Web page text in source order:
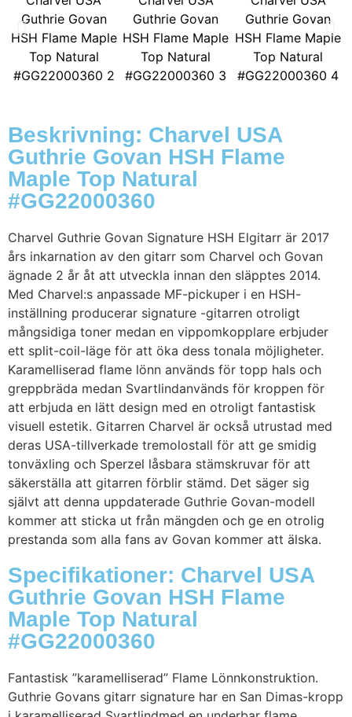
Beskrivning: Charvel USA
Guthrie Govan HSH Flame
Maple Top Natural
#GG22000360
Charvel Guthrie Govan Signature HSH Elgitarr är 2017
års inkarnation av den gitarr som Charvel och Govan
ägnade 2 år åt att utveckla innan den släpptes 2014.
Med Charvel:s anpassade MF-pickuper i en HSH-
inställning producerar signature -gitarren otroligt
mångsidiga toner medan en vippomkopplare erbjuder
ett split-coil-läge för att öka dess tonala möjligheter.
Karamelliserad flame lönn används för topp hals och
greppbräda medan Svartlindanvänds för kroppen för
att erbjuda en lätt design med en otroligt fantastisk
visuell estetik. Gitarren Charvel är också utrustad med
deras USA-tillverkade tremolostall för att ge smidig
tonväxling och Sperzel låsbara stämskruvar för att
säkerställa att gitarren förblir stämd. Det säger sig
självt att denna uppdaterade Guthrie Govan-modell
kommer att sticka ut från mängden och ge en otrolig
prestanda som alla fans av Govan kommer att älska.
Specifikationer: Charvel USA
Guthrie Govan HSH Flame
Maple Top Natural
#GG22000360
Fantastisk ”karamelliserad” Flame Lönnkonstruktion.
Guthrie Govans gitarr signature har en San Dimas-kropp